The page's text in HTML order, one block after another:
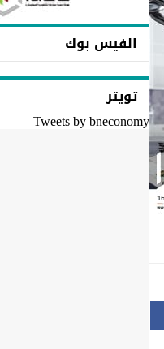
الفيس بوك
تويتر
Tweets by bneconomy